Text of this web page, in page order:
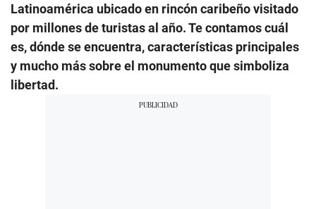
Latinoamérica ubicado en rincón caribeño visitado
por millones de turistas al año. Te contamos cuál
es, dónde se encuentra, características principales
y mucho más sobre el monumento que simboliza
libertad.